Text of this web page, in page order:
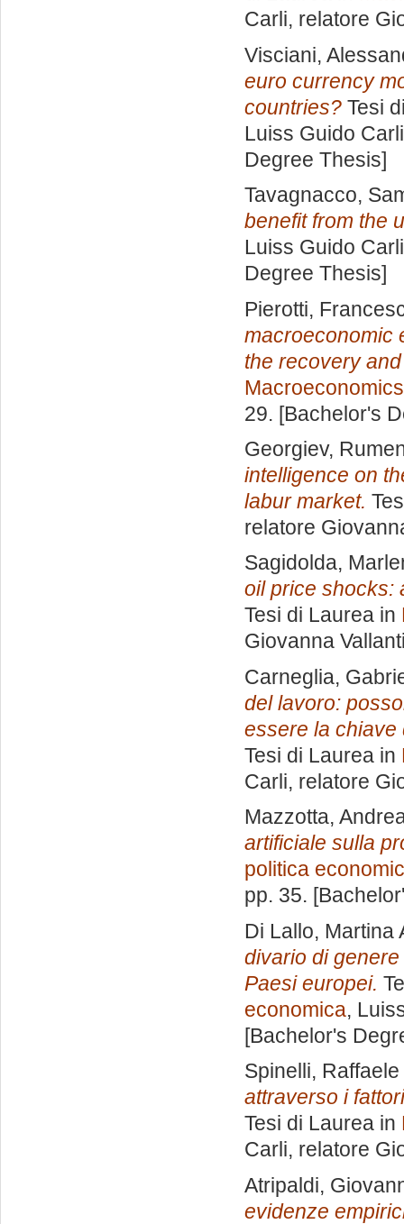
Carli, relatore
Visciani,
euro currency
countries? Tesi
Luiss Guido
Degree Thesis]
Tavagnacco,
benefit from the
Luiss Guido
Degree Thesis]
Pierotti,
macroeconomic
the recovery
Macroeconomics
29. [Bachelor's
Georgiev,
intelligence on
labur market.
relatore
Sagidolda,
oil price shocks:
Tesi di Laurea in
Giovanna
Carneglia,
del lavoro:
essere la chiave
Tesi di Laurea in
Carli, relatore
Mazzotta,
artificiale sulla
politica
pp. 35.
Di Lallo, Martina
divario di
Paesi europei.
economica,
[Bachelor's
Spinelli, Raffaele
attraverso i
Tesi di Laurea in
Carli, relatore
Atripaldi,
evidenze